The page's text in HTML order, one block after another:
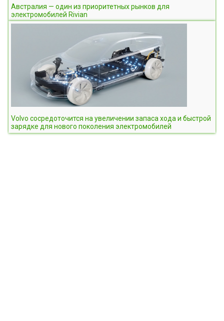
Австралия — один из приоритетных рынков для
электромобилей Rivian
Volvo сосредоточится на увеличении запаса хода и быстрой
зарядке для нового поколения электромобилей